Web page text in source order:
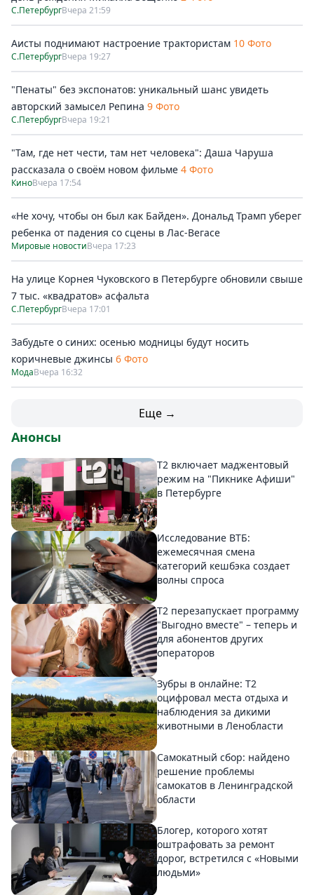
С.ПетербургВчера 21:59
Аисты поднимают настроение трактористам 10 Фото
С.ПетербургВчера 19:27
"Пенаты" без экспонатов: уникальный шанс увидеть
авторский замысел Репина 9 Фото
С.ПетербургВчера 19:21
"Там, где нет чести, там нет человека": Даша Чаруша
рассказала о своём новом фильме 4 Фото
КиноВчера 17:54
«Не хочу, чтобы он был как Байден». Дональд Трамп уберег
ребенка от падения со сцены в Лас-Вегасе
Мировые новостиВчера 17:23
На улице Корнея Чуковского в Петербурге обновили свыше
7 тыс. «квадратов» асфальта
С.ПетербургВчера 17:01
Забудьте о синих: осенью модницы будут носить
коричневые джинсы 6 Фото
МодаВчера 16:32
Еще →
Анонсы
Т2 включает маджентовый
режим на "Пикнике Афиши"
в Петербурге
Исследование ВТБ:
ежемесячная смена
категорий кешбэка создает
волны спроса
Т2 перезапускает программу
"Выгодно вместе" – теперь и
для абонентов других
операторов
Зубры в онлайне: Т2
оцифровал места отдыха и
наблюдения за дикими
животными в Ленобласти
Самокатный сбор: найдено
решение проблемы
самокатов в Ленинградской
области
Блогер, которого хотят
оштрафовать за ремонт
дорог, встретился с «Новыми
людьми»